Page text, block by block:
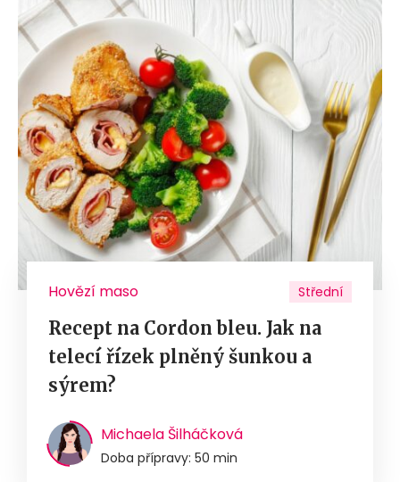
Hovězí maso Střední
Recept na Cordon bleu. Jak na
telecí řízek plněný šunkou a
sýrem?
Michaela Šilháčková
Doba přípravy: 50 min